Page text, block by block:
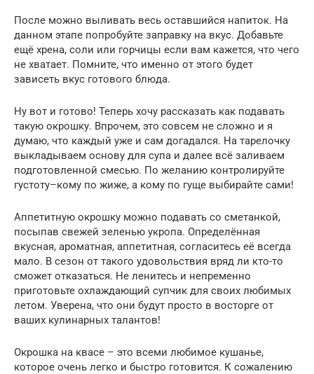
После можно выливать весь оставшийся напиток. На
данном этапе попробуйте заправку на вкус. Добавьте
ещё хрена, соли или горчицы если вам кажется, что чего
не хватает. Помните, что именно от этого будет
зависеть вкус готового блюда.
Ну вот и готово! Теперь хочу рассказать как подавать
такую окрошку. Впрочем, это совсем не сложно и я
думаю, что каждый уже и сам догадался. На тарелочку
выкладываем основу для супа и далее всё заливаем
подготовленной смесью. По желанию контролируйте
густоту–кому по жиже, а кому по гуще выбирайте сами!
Аппетитную окрошку можно подавать со сметанкой,
посыпав свежей зеленью укропа. Определённая
вкусная, ароматная, аппетитная, согласитесь её всегда
мало. В сезон от такого удовольствия вряд ли кто-то
сможет отказаться. Не ленитесь и непременно
приготовьте охлаждающий супчик для своих любимых
летом. Уверена, что они будут просто в восторге от
ваших кулинарных талантов!
Окрошка на квасе – это всеми любимое кушанье,
которое очень легко и быстро готовится. К сожалению